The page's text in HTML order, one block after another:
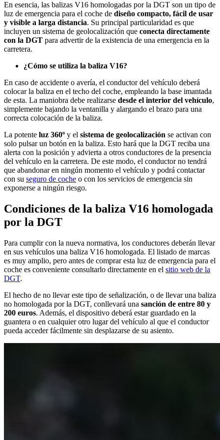
En esencia, las balizas V16 homologadas por la DGT son un tipo de
luz de emergencia para el coche de diseño compacto, fácil de usar
y visible a larga distancia. Su principal particularidad es que
incluyen un sistema de geolocalización que conecta directamente
con la DGT para advertir de la existencia de una emergencia en la
carretera.
¿Cómo se utiliza la baliza V16?
En caso de accidente o avería, el conductor del vehículo deberá
colocar la baliza en el techo del coche, empleando la base imantada
de esta. La maniobra debe realizarse desde el interior del vehículo,
simplemente bajando la ventanilla y alargando el brazo para una
correcta colocación de la baliza.
La potente luz 360º y el sistema de geolocalización se activan con
solo pulsar un botón en la baliza. Esto hará que la DGT reciba una
alerta con la posición y advierta a otros conductores de la presencia
del vehículo en la carretera. De este modo, el conductor no tendrá
que abandonar en ningún momento el vehículo y podrá contactar
con su seguro de coche o con los servicios de emergencia sin
exponerse a ningún riesgo.
Condiciones de la baliza V16 homologada
por la DGT
Para cumplir con la nueva normativa, los conductores deberán llevar
en sus vehículos una baliza V16 homologada. El listado de marcas
es muy amplio, pero antes de comprar esta luz de emergencia para el
coche es conveniente consultarlo directamente en el sitio web de la
DGT.
El hecho de no llevar este tipo de señalización, o de llevar una baliza
no homologada por la DGT, conllevará una sanción de entre 80 y
200 euros. Además, el dispositivo deberá estar guardado en la
guantera o en cualquier otro lugar del vehículo al que el conductor
pueda acceder fácilmente sin desplazarse de su asiento.